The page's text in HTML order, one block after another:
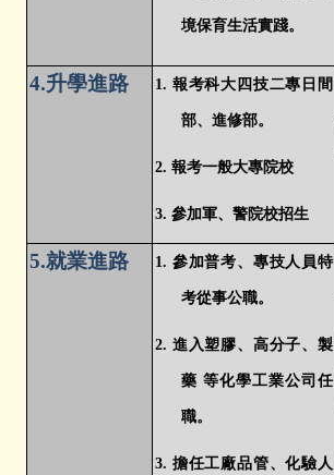
境保育生活實踐。
4.升學進路 1. 報考科大四技二專日間
部、進修部。
2. 報考一般大專院校
3. 參加軍、警院校招生
5.就業進路 1. 參加普考、專技人員特
考從事公職。
2. 進入塑膠、高分子、製
藥 等化學工業公司任
職。
3. 擔任工廠品管、化驗人